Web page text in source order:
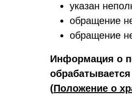
указан
обращение
обращение
Информация о
(Положение о